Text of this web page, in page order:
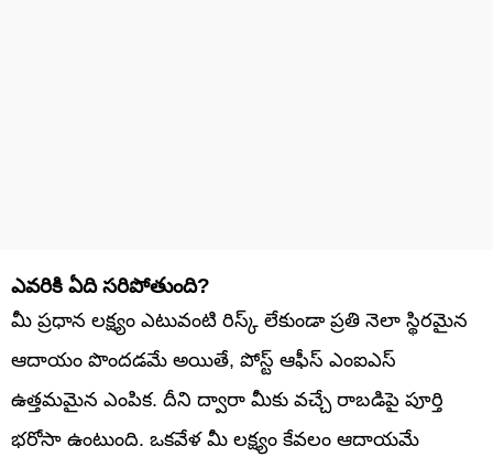
ఎవరికి ఏది సరిపోతుంది?
మీ ప్రధాన లక్ష్యం ఎటువంటి రిస్క్ లేకుండా ప్రతి నెలా స్థిరమైన
ఆదాయం పొందడమే అయితే, పోస్ట్ ఆఫీస్ ఎంఐఎస్
ఉత్తమమైన ఎంపిక. దీని ద్వారా మీకు వచ్చే రాబడిపై పూర్తి
భరోసా ఉంటుంది. ఒకవేళ మీ లక్ష్యం కేవలం ఆదాయమే